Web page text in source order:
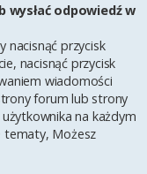
odpowiedź w
nacisnąć przycisk
nacisnąć przycisk
wiadomości
forum lub strony
na każdym
tematy, Możesz